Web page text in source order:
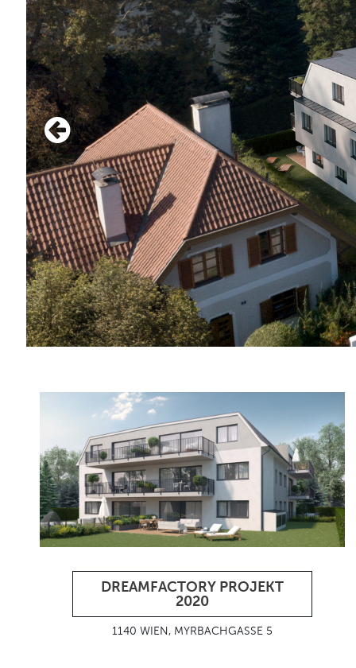
DREAMFACTORY PROJEKT
2020
1140 WIEN, MYRBACHGASSE 5